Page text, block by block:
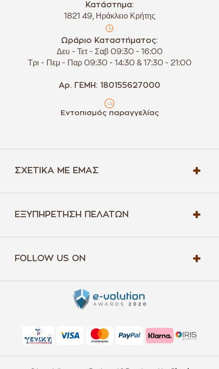
Κατάστημα:
1821 49, Ηράκλειο Κρήτης
Ωράριο Καταστήματος:
Δευ - Τετ - Σαβ 09:30 - 16:00
Τρι - Πεμ - Παρ 09:30 - 14:30 & 17:30 - 21:00
Αρ. ΓΕΜΗ: 180155627000
Εντοπισμός παραγγελίας
ΣΧΕΤΙΚΆ ΜΕ ΕΜΆΣ
ΕΞΥΠΗΡΈΤΗΣΗ ΠΕΛΑΤΏΝ
FOLLOW US ON